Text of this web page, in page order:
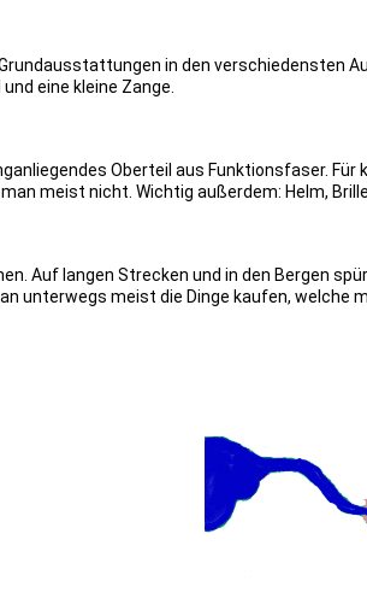
in den verschiedensten
eine kleine Zange.
Oberteil aus Funktionsfaser.
meist nicht. Wichtig außerdem: Helm,
Auf langen Strecken und in den Bergen
unterwegs meist die Dinge kaufen, welche